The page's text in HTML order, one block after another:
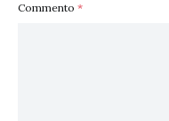
Commento *